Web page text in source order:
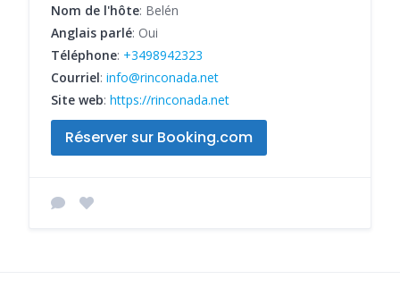
Nom de l'hôte: Belén
Anglais parlé: Oui
Téléphone: +3498942323
Courriel: info@rinconada.net
Site web: https://rinconada.net
Réserver sur Booking.com